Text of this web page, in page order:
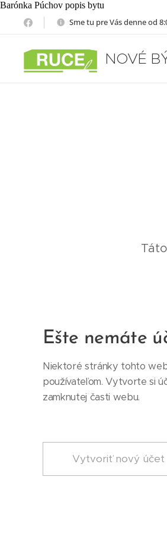
Barónka Púchov popis bytu
Sme tu pre Vás denne od
NOVÉ
Ešte nemáte
Niektoré stránky tohto
používateľom. Vytvorte si
zamknutej časti webu.
Vytvoriť nový účet